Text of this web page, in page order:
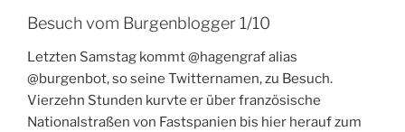
Besuch vom Burgenblogger 1/10
Letzten Samstag kommt @hagengraf alias
@burgenbot, so seine Twitternamen, zu Besuch.
Vierzehn Stunden kurvte er über französische
Nationalstraßen von Fastspanien bis hier herauf zum